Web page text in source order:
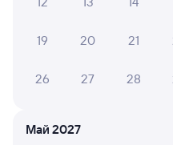
Плацкарт Купе
Найдём билет на поезд за вас
19 20 21
26 27 28
Май 2027